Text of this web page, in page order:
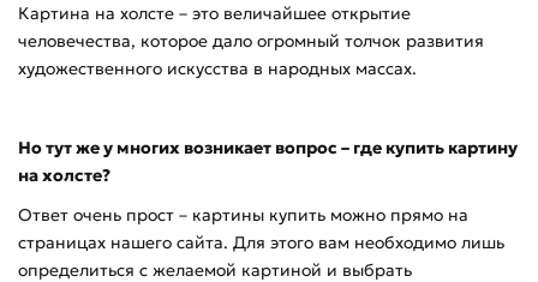
Картина на холсте – это величайшее открытие
человечества, которое дало огромный толчок развития
художественного искусства в народных массах.
Но тут же у многих возникает вопрос – где купить картину
на холсте?
Ответ очень прост – картины купить можно прямо на
страницах нашего сайта. Для этого вам необходимо лишь
определиться с желаемой картиной и выбрать